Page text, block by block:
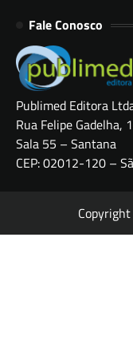
Fale Conosco
Publimed Editora
Rua Felipe Gadelha,
Sala 55 – Santana
CEP: 02012-120 –